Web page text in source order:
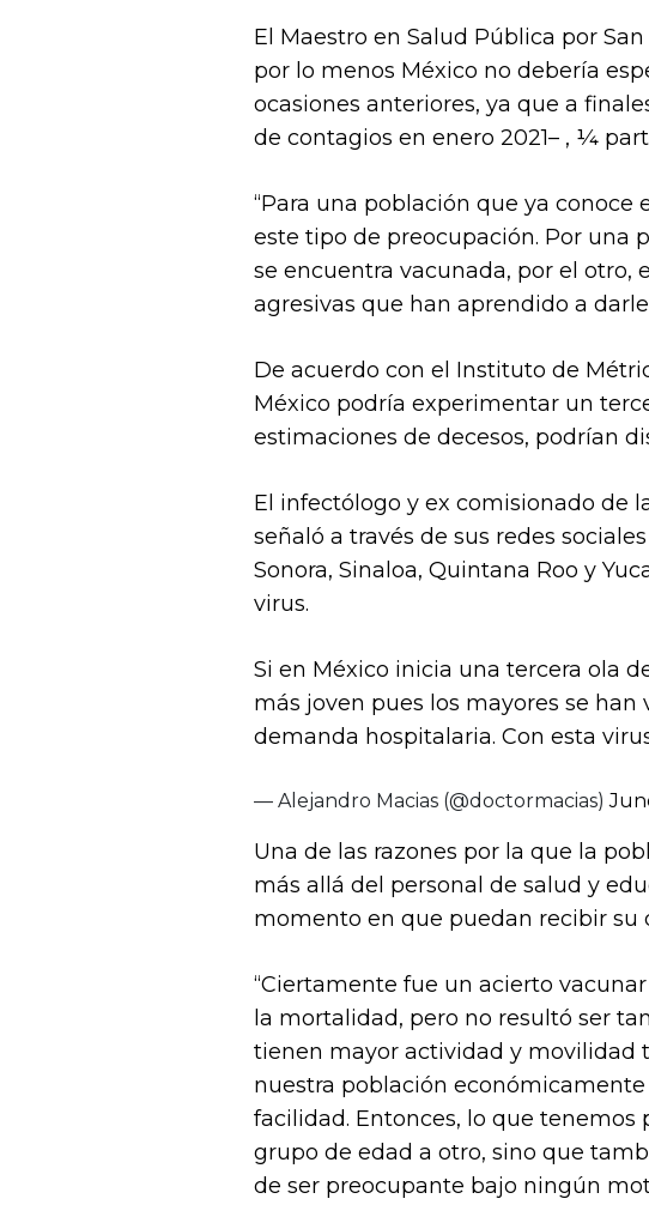
El Maestro en Salud Pública por
por lo menos México no debería
ocasiones anteriores, ya que a
de contagios en enero 2021– , ¼
“Para una población que ya
este tipo de preocupación. Por una
se encuentra vacunada, por el otro,
agresivas que han aprendido a
De acuerdo con el Instituto de
México podría experimentar un
estimaciones de decesos, podrían
El infectólogo y ex comisionado de
señaló a través de sus redes
Sonora, Sinaloa, Quintana Roo y
virus.
Si en México inicia una tercera ola
más joven pues los mayores se
demanda hospitalaria. Con esta
— Alejandro Macias (@doctormacias)
Una de las razones por la que la
más allá del personal de salud y
momento en que puedan recibir su
“Ciertamente fue un acierto
la mortalidad, pero no resultó ser
tienen mayor actividad y movilidad
nuestra población
facilidad. Entonces, lo que tenemos
grupo de edad a otro, sino que
de ser preocupante bajo ningún